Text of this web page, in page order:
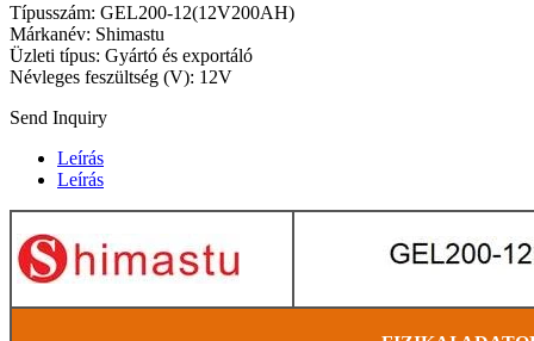
Típusszám: GEL200-12(12V200AH)
Márkanév: Shimastu
Üzleti típus: Gyártó és exportáló
Névleges feszültség (V): 12V
Send Inquiry
Leírás
Leírás